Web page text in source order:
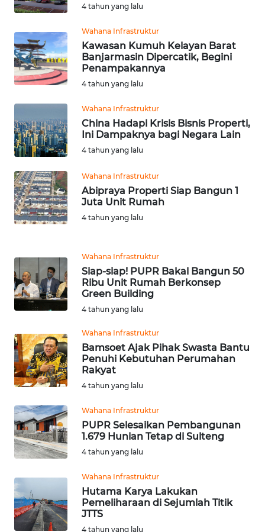
4 tahun yang lalu
Wahana Infrastruktur
Kawasan Kumuh Kelayan Barat
Banjarmasin Dipercatik, Begini
Penampakannya
4 tahun yang lalu
Wahana Infrastruktur
China Hadapi Krisis Bisnis Properti,
Ini Dampaknya bagi Negara Lain
4 tahun yang lalu
Wahana Infrastruktur
Abipraya Properti Siap Bangun 1
Juta Unit Rumah
4 tahun yang lalu
Wahana Infrastruktur
Siap-siap! PUPR Bakal Bangun 50
Ribu Unit Rumah Berkonsep
Green Building
4 tahun yang lalu
Wahana Infrastruktur
Bamsoet Ajak Pihak Swasta Bantu
Penuhi Kebutuhan Perumahan
Rakyat
4 tahun yang lalu
Wahana Infrastruktur
PUPR Selesaikan Pembangunan
1.679 Hunian Tetap di Sulteng
4 tahun yang lalu
Wahana Infrastruktur
Hutama Karya Lakukan
Pemeliharaan di Sejumlah Titik
JTTS
4 tahun yang lalu
KEPRI
WN
PAPUA
WN
WN
RIAU
WN
SERAMBI
WN
WN
SULTRA
WN
SULTENG
WN
SULBAR
WN
BABEL
SUMBAR